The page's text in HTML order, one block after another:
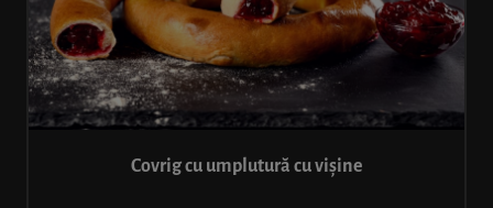
Covrig cu umplutură cu vișine